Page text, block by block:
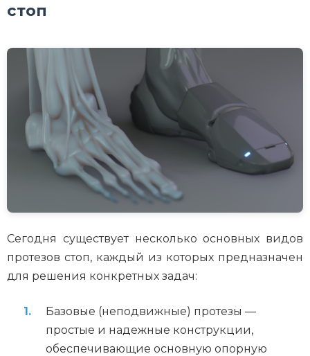
стоп
Сегодня существует несколько основных видов
протезов стоп, каждый из которых предназначен
для решения конкретных задач:
Базовые (неподвижные) протезы —
простые и надежные конструкции,
обеспечивающие основную опорную